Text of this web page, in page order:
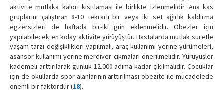
aktivite mutlaka kalori kısıtlaması ile birlikte izlenmelidir. Ana kas
gruplarını çalıştıran 8-10 tekrarlı bir veya iki set ağırlık kaldırma
egzersizleri de haftada bir-iki gün eklenmelidir. Obezler için
yapılabilecek en kolay aktivite yürüyüştür. Hastalarda mutlak suretle
yaşam tarzı değişiklikleri yapılmalı, araç kullanımı yerine yürümeleri,
asansör kullanımı yerine merdiven çıkmaları önerilmelidir. Yürüyüşler
kademeli arttırılarak günlük 12.000 adıma kadar çıkılmalıdır. Çocuklar
için de okullarda spor alanlarının arttırılması obezite ile mücadelede
önemli bir faktördür (18).